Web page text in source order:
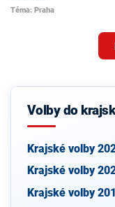
Téma: Praha
Volby do
Krajské volby
Krajské volby
Krajské volby